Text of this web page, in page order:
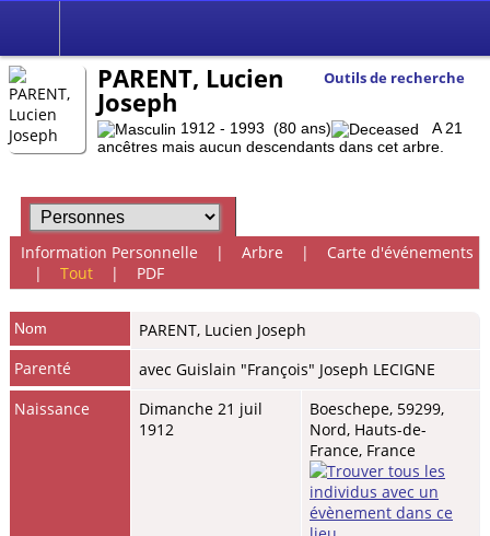
Outils de recherche
PARENT, Lucien
Joseph
1912 - 1993 (80 ans)
A 21
ancêtres mais aucun descendants dans cet arbre.
Information Personnelle | Arbre | Carte d'événements
| Tout| PDF
Nom PARENT, Lucien Joseph
Parenté
avec Guislain "François" Joseph LECIGNE
Naissance
Dimanche 21 juil
1912
Boeschepe, 59299,
Nord, Hauts-de-
France, France